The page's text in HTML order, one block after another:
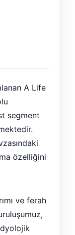
A Life
segment
özelliğini
ve ferah